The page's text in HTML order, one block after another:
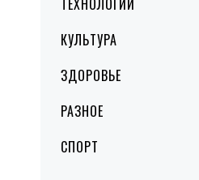
ТЕХНОЛОГИИ
КУЛЬТУРА
ЗДОРОВЬЕ
РАЗНОЕ
СПОРТ